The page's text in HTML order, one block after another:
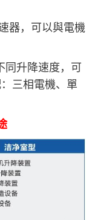
器，可以與電機
同升降速度，可
三相電機、單